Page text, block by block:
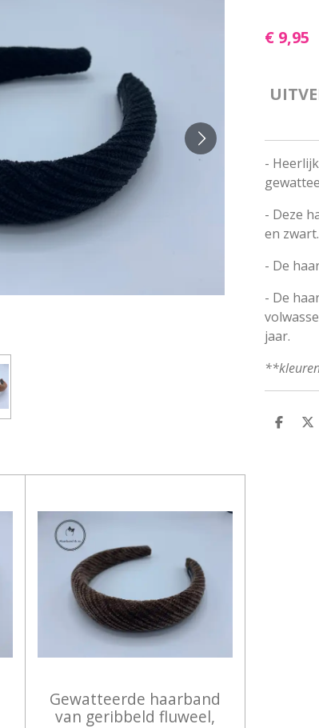
€ 9,95
-
- Deze
en zwart.
- De
- De
jaar.
D
D
Gewatteerde haarband
van geribbeld fluweel,